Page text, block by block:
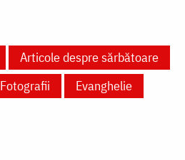
Articole despre sărbătoare
Fotografii
Evanghelie